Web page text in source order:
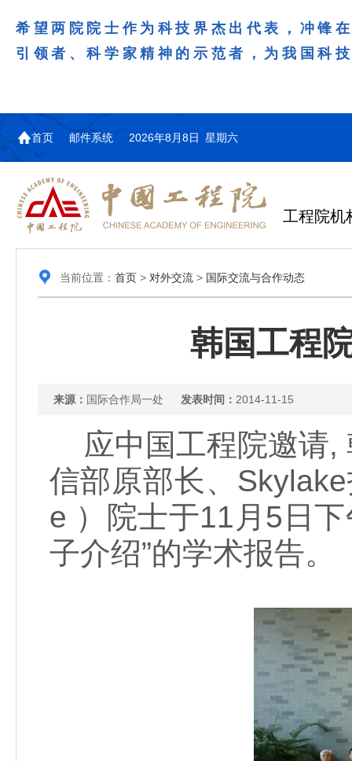
希望两院院士作为科技界杰出代表，冲锋
引领者、科学家精神的示范者，为我国科
首页 邮件系统 2026年8月8日 星期六
工程院机
当前位置： 首页> 对外交流> 国际交流与合作动态
韩国工程
来源： 国际合作局一处 发表时间： 2014-11-15
应中国工程院邀请,
信部原部长、
e ）院士于11月5日
子介绍”的学术报告。